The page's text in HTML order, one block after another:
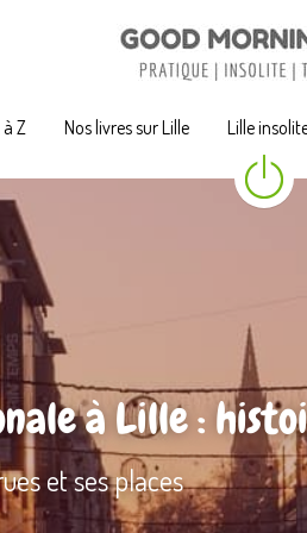
Z Nos livres sur Lille Lille
Z Nos livres sur Lille Lille
à Lille :
et ses places